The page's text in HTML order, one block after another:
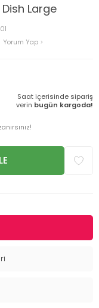
Large
Yorum Yap
Saat içerisinde sipariş
verin bugün kargoda!